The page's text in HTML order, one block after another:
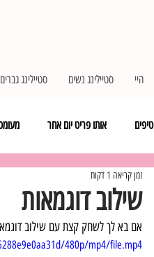
סטיילינג גברים סטיילינג נשים היי
טיפים אותו פריט יום אחר
פרטים קטנים, הבדל גדול
שילוב דוגמאות
זמן קריאה 1 דקות
אם בא לך לשחק קצת עם שילוב
480p/mp4/file.mp4